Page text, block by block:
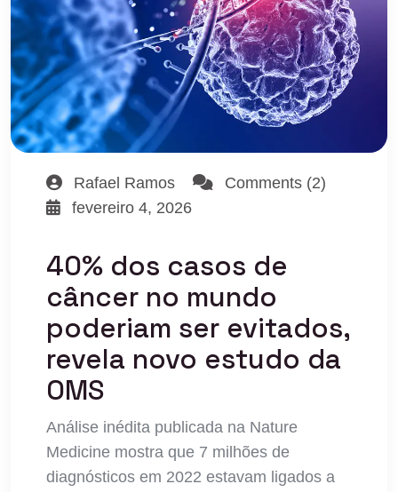
Rafael Ramos
Comments (2)
fevereiro 4, 2026
40% dos casos de
câncer no mundo
poderiam ser evitados,
revela novo estudo da
OMS
Análise inédita publicada na Nature
Medicine mostra que 7 milhões de
diagnósticos em 2022 estavam ligados a